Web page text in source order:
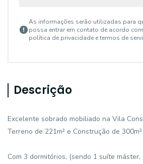
As informações serão utilizadas para
possa entrar em contato de acordo
política de privacidade e termos de
Descrição
Excelente sobrado mobiliado na Vila
Terreno de 221m² e Construção de
Com 3 dormitórios, (sendo 1 suíte